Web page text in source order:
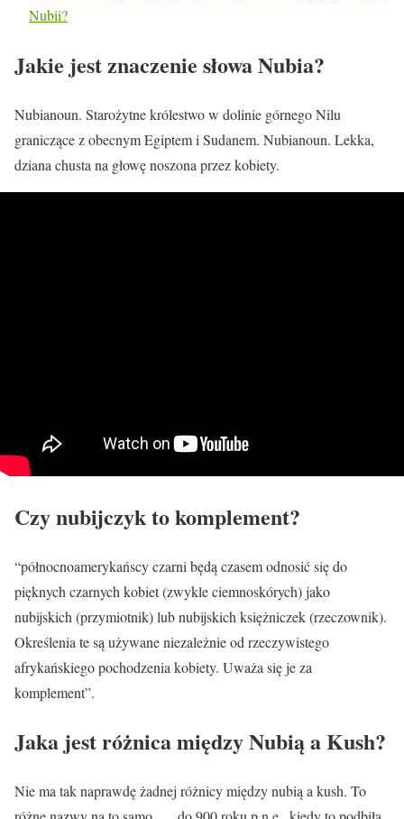
Nubii?
Jakie jest znaczenie słowa Nubia?
Nubianoun. Starożytne królestwo w dolinie górnego Nilu
graniczące z obecnym Egiptem i Sudanem. Nubianoun. Lekka,
dziana chusta na głowę noszona przez kobiety.
Czy nubijczyk to komplement?
“północnoamerykańscy czarni będą czasem odnosić się do
pięknych czarnych kobiet (zwykle ciemnoskórych) jako
nubijskich (przymiotnik) lub nubijskich księżniczek (rzeczownik).
Określenia te są używane niezależnie od rzeczywistego
afrykańskiego pochodzenia kobiety. Uważa się je za
komplement”.
Jaka jest różnica między Nubią a Kush?
Nie ma tak naprawdę żadnej różnicy między nubią a kush. To